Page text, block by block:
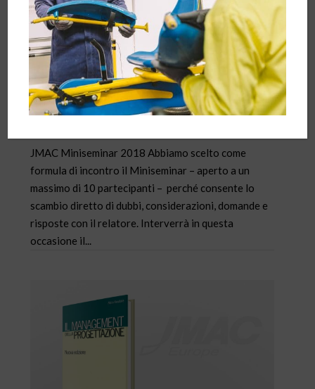
Toori Shindan: il check-up rapido
della R&S
JMAC Miniseminar 2018 Abbiamo scelto come
formula di incontro il Miniseminar – aperto a un
massimo di 10 partecipanti – perché consente lo
scambio diretto di dubbi, considerazioni, domande e
risposte con il relatore. Interverrà in questa
occasione il...